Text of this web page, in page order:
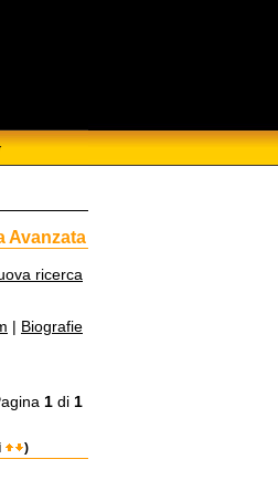
Avanzata
ricerca
| Biografie
1 di 1
)